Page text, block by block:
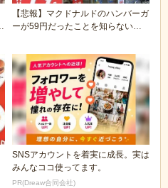
【悲報】マクドナルドのハンバーガ
ーが59円だったことを知らないガ
SNSアカウントを着実に成長。実は
みんなココ使ってます。
PR(Dreaw合同会社)